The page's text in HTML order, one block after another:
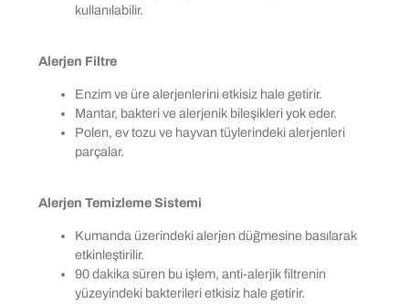
kullanılabilir.
Alerjen Filtre
Enzim ve üre alerjenlerini etkisiz hale getirir.
Mantar, bakteri ve alerjenik bileşikleri yok eder.
Polen, ev tozu ve hayvan tüylerindeki alerjenleri
parçalar.
Alerjen Temizleme Sistemi
Kumanda üzerindeki alerjen düğmesine basılarak
etkinleştirilir.
90 dakika süren bu işlem, anti-alerjik filtrenin
yüzeyindeki bakterileri etkisiz hale getirir.